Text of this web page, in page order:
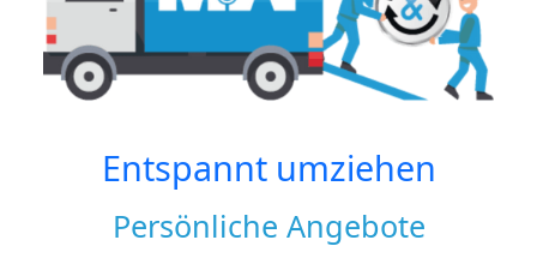
Entspannt umziehen
Persönliche Angebote